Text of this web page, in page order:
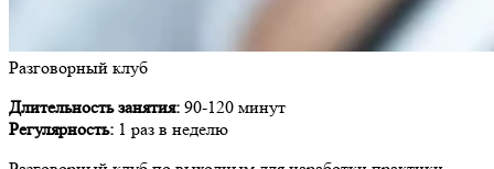
Разговорный клуб
Длительность занятия: 90-120 минут
Регулярность: 1 раз в неделю